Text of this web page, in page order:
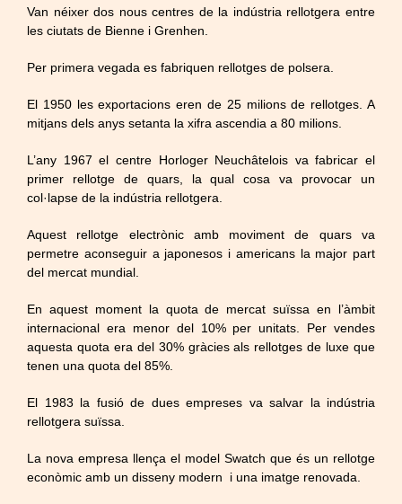
Van néixer dos nous centres de la indústria rellotgera entre
les ciutats de Bienne i Grenhen
Per primera vegada es fabriquen rellotges de polsera.
El 1950 les exportacions eren de 25 milions de rellotges. A
mitjans dels anys setanta la xifra ascendia a 80 milions.
L’any 1967 el centre Horloger Neuchâtelois va fabricar el
primer rellotge de quars, la qual cosa va provocar un
col·lapse de la indústria rellotgera.
Aquest rellotge electrònic amb moviment de quars va
permetre aconseguir a japonesos i americans la major part
del mercat mundial.
En aquest moment la quota de mercat suïssa en l’àmbit
internacional era menor del 10% per unitats. Per vendes
aquesta quota era del 30% gràcies als rellotges de luxe que
tenen una quota del 85%.
El 1983 la fusió de dues empreses va salvar la indústria
rellotgera suïssa.
La nova empresa llença el model Swatch que és un rellotge
econòmic amb un disseny modern i una imatge renovada.